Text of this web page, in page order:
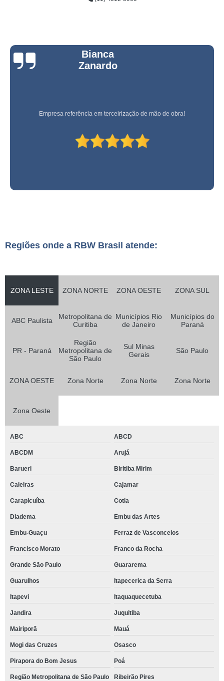
Bianca
Zanardo
Empresa referência em terceirização de mão de obra!
Regiões onde a RBW Brasil atende:
ZONA LESTE ZONA NORTE ZONA OESTE ZONA SUL
ABC Paulista
Metropolitana de
Curitiba
Municípios Rio
de Janeiro
Municípios do
Paraná
PR - Paraná
Região
Metropolitana de
São Paulo
Sul Minas
Gerais
São Paulo
ZONA OESTE Zona Norte Zona Norte Zona Norte
Zona Oeste
ABC ABCD
ABCDM Arujá
Barueri Biritiba Mirim
Caieiras Cajamar
Carapicuíba Cotia
Diadema Embu das Artes
Embu-Guaçu Ferraz de Vasconcelos
Francisco Morato Franco da Rocha
Grande São Paulo Guararema
Guarulhos Itapecerica da Serra
Itapevi Itaquaquecetuba
Jandira Juquitiba
Mairiporã Mauá
Mogi das Cruzes Osasco
Pirapora do Bom Jesus Poá
Região Metropolitana de São Paulo Ribeirão Pires